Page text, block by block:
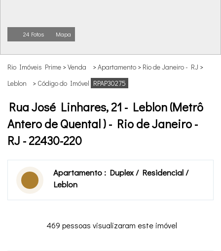
24 Fotos Mapa
Rio Imóveis Prime >Venda >Apartamento > Rio de Janeiro - RJ >
Leblon
> Código do Imóvel RPAP30275
Rua José Linhares, 21 - Leblon (Metrô
Antero de Quental ) - Rio de Janeiro -
RJ - 22430-220
Apartamento : Duplex / Residencial /
Leblon
469 pessoas visualizaram este imóvel